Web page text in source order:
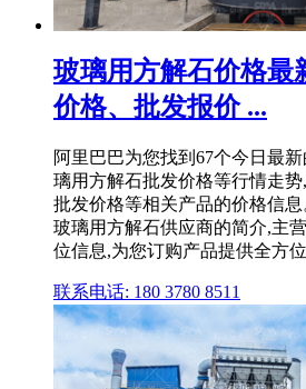
玻璃用方解石价格最
价格、批发报价 ...
阿里巴巴为您找到67个今日最
璃用方解石批发价格等行情走势
批发价格等相关产品的价格信
玻璃用方解石供应商的简介,主
位信息,为您订购产品提供全方位
联系电话: 180 3780 8511